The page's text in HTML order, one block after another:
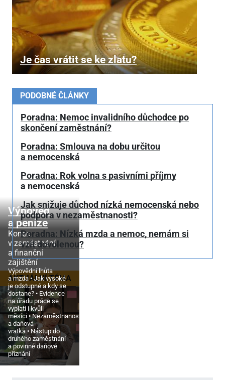
Je čas vrátit se ke zlatu?
AKTUÁLNÍ TÉMA
Výpověď
a peníze
Konec
v zaměstnání
a finanční
zajištění
Výpovědní lhůta
a mzda
Jak vysoké
je odstupné a kdy se
dostane?
Evidence
na úřadu práce se
vyplatí i kvůli
měsíci
Nezaměstnanost
a daňová
vratka
Nástup do
druhého zaměstnání
a povinné daňové
přiznání
PODOBNÉ ČLÁNKY
Poradna: Nemoc invalidního důchodce po
skončení zaměstnání?
Poradna: Smlouva na dobu určitou
a nemocenská
Poradna: Rok volna s pasivními příjmy
a nemocenská
Jak snižuje důchod nízká nemocenská nebo
podpora v nezaměstnanosti?
Poradna: Nízká mzda a nemoc, nemám si
vzít dovolenou?